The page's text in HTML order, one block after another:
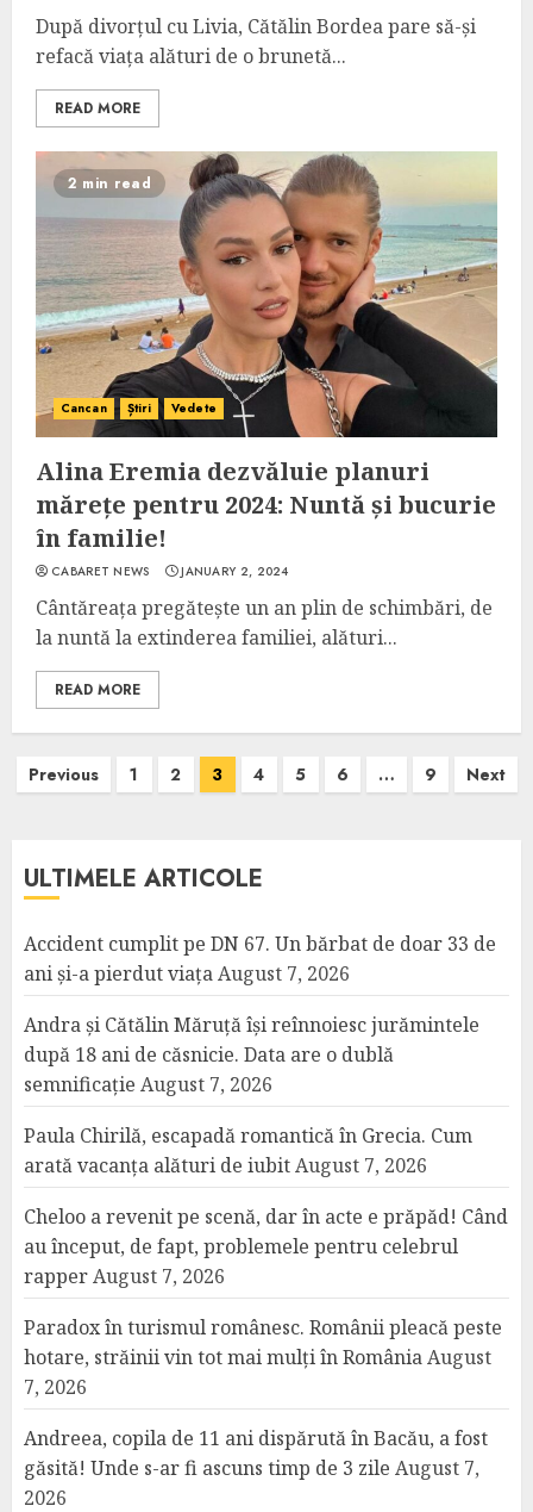
După divorțul cu Livia, Cătălin Bordea pare să-și
refacă viața alături de o brunetă...
READ MORE
2 min read
Cancan Știri Vedete
Alina Eremia dezvăluie planuri
mărețe pentru 2024: Nuntă și bucurie
în familie!
CABARET NEWS JANUARY 2, 2024
Cântăreața pregătește un an plin de schimbări, de
la nuntă la extinderea familiei, alături...
READ MORE
Posts
Previous 1 2 3 4 5 6 … 9 Next
ULTIMELE ARTICOLE
Accident cumplit pe DN 67. Un bărbat de doar 33 de
ani și-a pierdut viațaAugust 7, 2026
Andra și Cătălin Măruță își reînnoiesc jurămintele
după 18 ani de căsnicie. Data are o dublă
semnificație August 7, 2026
Paula Chirilă, escapadă romantică în Grecia. Cum
arată vacanța alături de iubitAugust 7, 2026
Cheloo a revenit pe scenă, dar în acte e prăpăd! Când
au început, de fapt, problemele pentru celebrul
rapperAugust 7, 2026
Paradox în turismul românesc. Românii pleacă peste
hotare, străinii vin tot mai mulți în RomâniaAugust
7, 2026
Andreea, copila de 11 ani dispărută în Bacău, a fost
găsită! Unde s-ar fi ascuns timp de 3 zile August 7,
2026